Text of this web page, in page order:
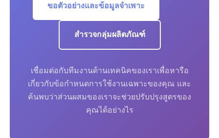
ขอตัวอย่างและข้อมูลจำเพาะ
สำรวจกลุ่มผลิตภัณฑ์
เชื่อมต่อกับทีมงานด้านเทคนิคของเราเพื่อหารือ
เกี่ยวกับข้อกำหนดการใช้งานเฉพาะของคุณ และ
ค้นพบว่าส่วนผสมของเราจะช่วยปรับปรุงสูตรของ
คุณได้อย่างไร